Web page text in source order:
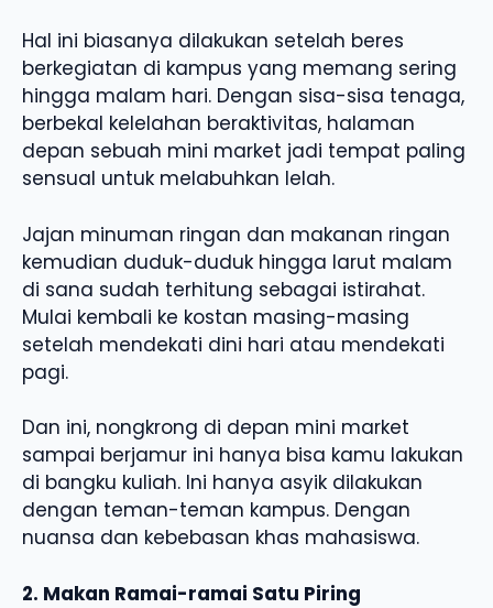
Hal ini biasanya dilakukan setelah beres
berkegiatan di kampus yang memang sering
hingga malam hari. Dengan sisa-sisa tenaga,
berbekal kelelahan beraktivitas, halaman
depan sebuah mini market jadi tempat paling
sensual untuk melabuhkan lelah.
Jajan minuman ringan dan makanan ringan
kemudian duduk-duduk hingga larut malam
di sana sudah terhitung sebagai istirahat.
Mulai kembali ke kostan masing-masing
setelah mendekati dini hari atau mendekati
pagi.
Dan ini, nongkrong di depan mini market
sampai berjamur ini hanya bisa kamu lakukan
di bangku kuliah. Ini hanya asyik dilakukan
dengan teman-teman kampus. Dengan
nuansa dan kebebasan khas mahasiswa.
2. Makan Ramai-ramai Satu Piring